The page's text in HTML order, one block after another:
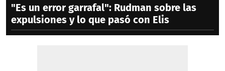
"Es un error garrafal": Rudman sobre las
expulsiones y lo que pasó con Elis